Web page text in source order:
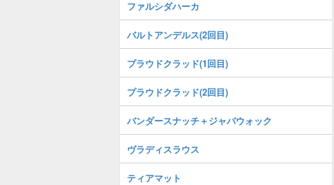
ファルシダハーカ
バルトアンデルス(2回目)
プラウドクラッド(1回目)
プラウドクラッド(2回目)
バンダースナッチ＋ジャバウォック
ヴラディスラウス
ティアマット